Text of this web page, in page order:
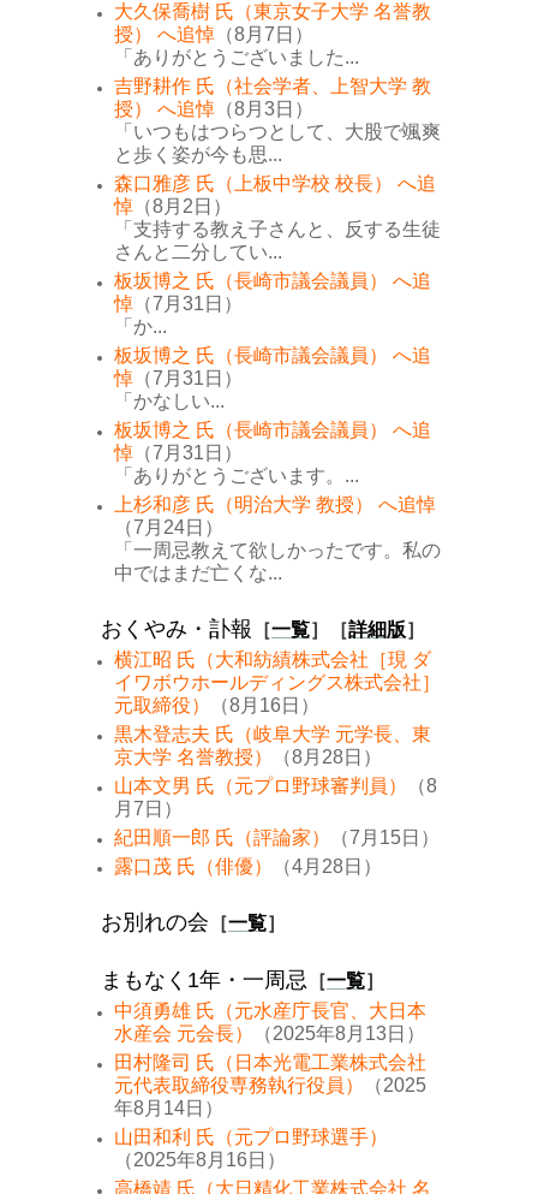
大久保喬樹 氏（東京女子大学 名誉教
授） へ追悼 （8月7日）
「ありがとうございました...
吉野耕作 氏（社会学者、上智大学 教
授） へ追悼 （8月3日）
「いつもはつらつとして、大股で颯爽
と歩く姿が今も思...
森口雅彦 氏（上板中学校 校長） へ追
悼 （8月2日）
「支持する教え子さんと、反する生徒
さんと二分してい...
板坂博之 氏（長崎市議会議員） へ追
悼 （7月31日）
「か...
板坂博之 氏（長崎市議会議員） へ追
悼 （7月31日）
「かなしい...
板坂博之 氏（長崎市議会議員） へ追
悼 （7月31日）
「ありがとうございます。...
上杉和彦 氏（明治大学 教授） へ追悼
（7月24日）
「一周忌教えて欲しかったです。私の
中ではまだ亡くな...
おくやみ・訃報 ［一覧］［詳細版］
横江昭 氏（大和紡績株式会社［現 ダ
イワボウホールディングス株式会社］
元取締役）
（8月16日）
黒木登志夫 氏（岐阜大学 元学長、東
京大学 名誉教授）
（8月28日）
山本文男 氏（元プロ野球審判員）
（8
月7日）
紀田順一郎 氏（評論家）
（7月15日）
露口茂 氏（俳優）
（4月28日）
お別れの会 ［一覧］
まもなく1年・一周忌 ［一覧］
中須勇雄 氏（元水産庁長官、大日本
水産会 元会長）
（2025年8月13日）
田村隆司 氏（日本光電工業株式会社
元代表取締役専務執行役員）
（2025
年8月14日）
山田和利 氏（元プロ野球選手）
（2025年8月16日）
高橋靖 氏（大日精化工業株式会社 名